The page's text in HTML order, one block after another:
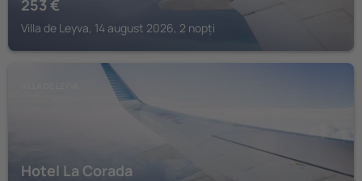
253 €
Villa de Leyva, 14 august 2026, 2 nopți
Hotel La Corada